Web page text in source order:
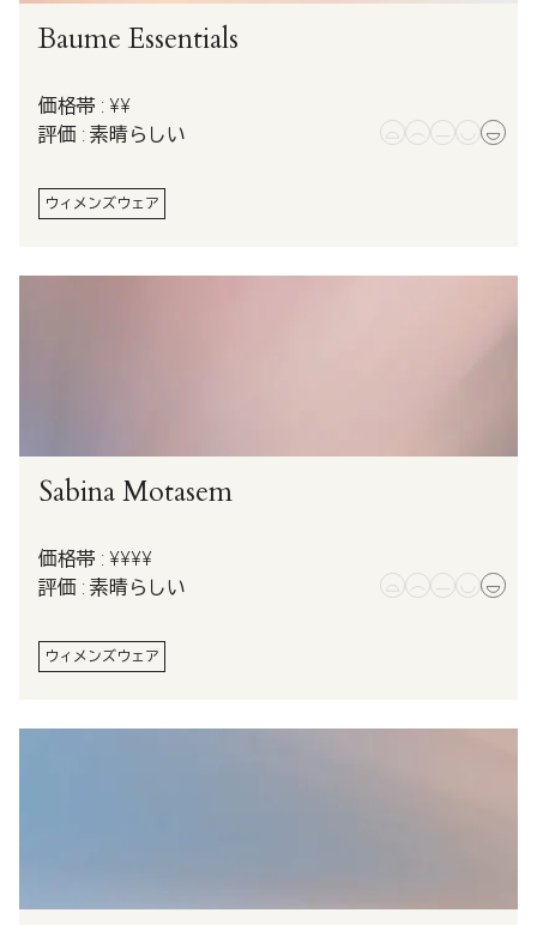
Baume Essentials
価格帯 : ¥¥
評価 : 素晴らしい
ウィメンズウェア
Sabina Motasem
価格帯 : ¥¥¥¥
評価 : 素晴らしい
ウィメンズウェア